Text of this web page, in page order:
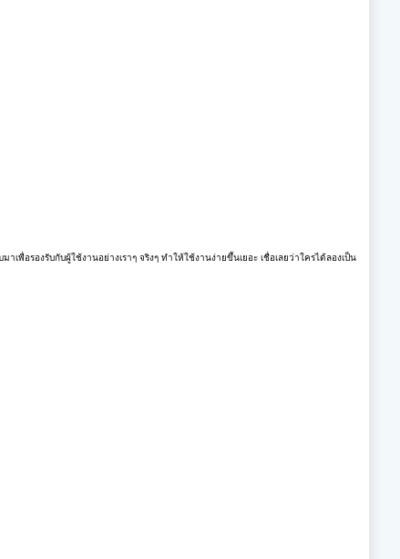
พื่อรองรับกับผู้ใช้งานอย่างเราๆ จริงๆ ทำให้ใช้งานง่ายขึ้นเยอะ เชื่อเลยว่าใครได้ลองเป็น